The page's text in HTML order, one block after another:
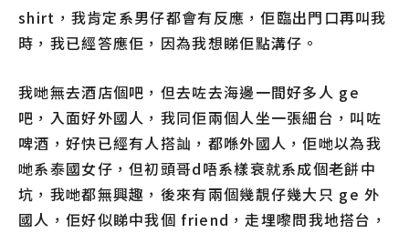
shirt，我肯定系男仔都會有反應，佢臨出門口再叫我
時，我已經答應佢，因為我想睇佢點溝仔。
我哋無去酒店個吧，但去咗去海邊一間好多人 ge
吧，入面好外國人，我同佢兩個人坐一張細台，叫咗
啤酒，好快已經有人搭訕，都喺外國人，佢哋以為我
哋系泰國女仔，但初頭哥d唔系樣衰就系成個老餅中
坑，我哋都無興趣，後來有兩個幾靚仔幾大只 ge 外
國人，佢好似睇中我個 friend，走埋嚟問我地搭台，